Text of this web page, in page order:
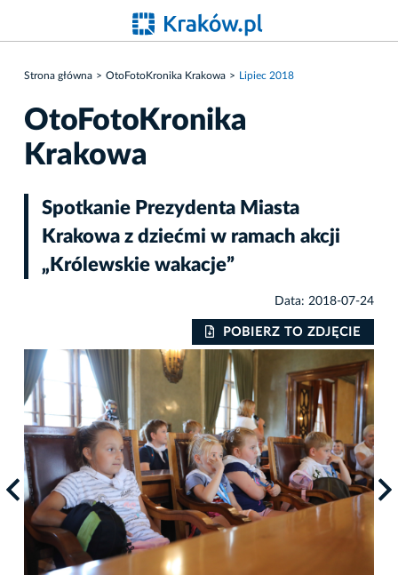
Strona główna OtoFotoKronika Krakowa Lipiec 2018
OtoFotoKronika
Krakowa
Spotkanie Prezydenta Miasta
Krakowa z dziećmi w ramach akcji
„Królewskie wakacje”
Data: 2018-07-24
POBIERZ TO ZDJĘCIE